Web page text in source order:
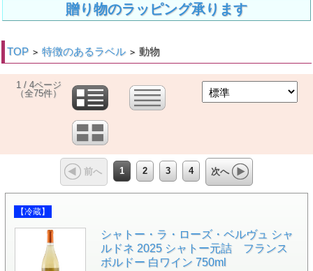
贈り物のラッピング承ります
TOP > 特徴のあるラベル > 動物
1 / 4ページ
（全75件）
前へ 1 2 3 4 次へ
【冷蔵】
シャトー・ラ・ローズ・ベルヴュ シャ
ルドネ 2025 シャトー元詰 フランス
ボルドー 白ワイン 750ml